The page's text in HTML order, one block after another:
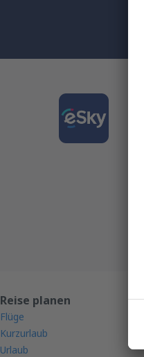
Reise planen
Flüge
Kurzurlaub
Urlaub